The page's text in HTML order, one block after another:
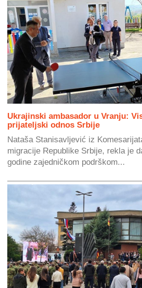
Ukrajinski ambasador u Vranju:
prijateljski odnos Srbije
Nataša Stanisavljević iz
migracije Republike Srbije, rekla je
godine zajedničkom podrškom...